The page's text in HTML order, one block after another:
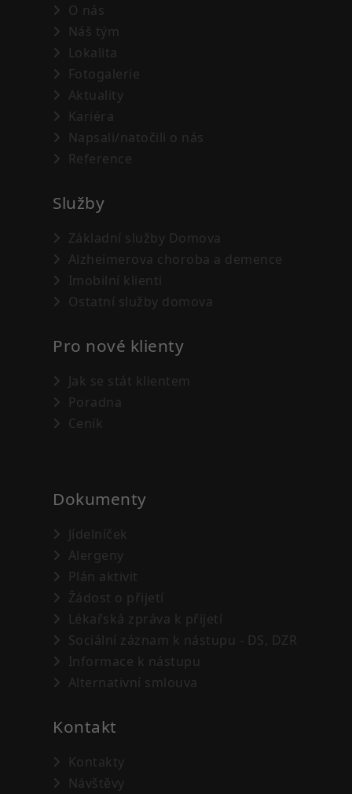
O nás
Náš tým
Lokalita
Fotogalerie
Aktuality
Kariéra
Napsali/natočili o nás
Reference
Služby
Základní služby Domova
Alzheimerova choroba a demence
Imobilní klienti
Ostatní služby domova
Pro nové klienty
Jak se stát klientem
Poradna
Ceník
Dokumenty
Jídelníček
Alergeny
Plán aktivit
Žádost o přijetí
Lékařská zpráva k přijetí
Sociální záznam k nástupu - DS, DZR
Informace k nástupu
Alternativní smlouva
Kontakt
Kontakty
Návštěvy